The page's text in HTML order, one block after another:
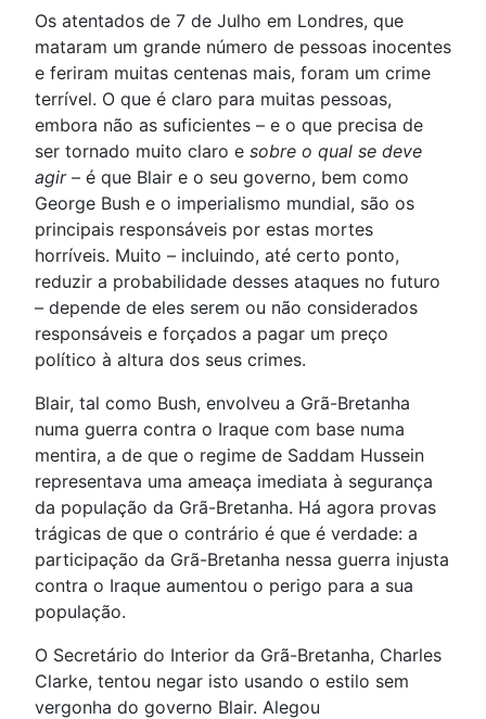
Os atentados de 7 de Julho em Londres, que
mataram um grande número de pessoas inocentes
e feriram muitas centenas mais, foram um crime
terrível. O que é claro para muitas pessoas,
embora não as suficientes – e o que precisa de
ser tornado muito claro e sobre o qual se deve
agir– é que Blair e o seu governo, bem como
George Bush e o imperialismo mundial, são os
principais responsáveis por estas mortes
horríveis. Muito – incluindo, até certo ponto,
reduzir a probabilidade desses ataques no futuro
– depende de eles serem ou não considerados
responsáveis e forçados a pagar um preço
político à altura dos seus crimes.
Blair, tal como Bush, envolveu a Grã-Bretanha
numa guerra contra o Iraque com base numa
mentira, a de que o regime de Saddam Hussein
representava uma ameaça imediata à segurança
da população da Grã-Bretanha. Há agora provas
trágicas de que o contrário é que é verdade: a
participação da Grã-Bretanha nessa guerra injusta
contra o Iraque aumentou o perigo para a sua
população.
O Secretário do Interior da Grã-Bretanha, Charles
Clarke, tentou negar isto usando o estilo sem
vergonha do governo Blair. Alegou